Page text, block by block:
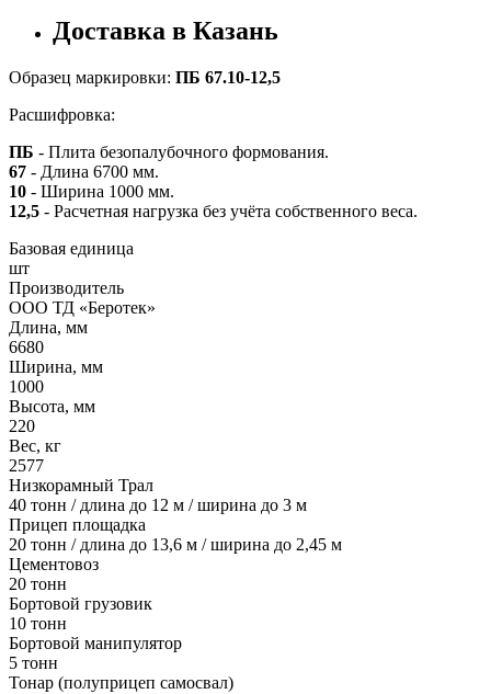
Доставка в Казань
Образец маркировки: ПБ 67.10-12,5
Расшифровка:
ПБ - Плита безопалубочного формования.
67 - Длина 6700 мм.
10 - Ширина 1000 мм.
12,5 - Расчетная нагрузка без учёта собственного веса.
Базовая единица
шт
Производитель
ООО ТД «Беротек»
Длина, мм
6680
Ширина, мм
1000
Высота, мм
220
Вес, кг
2577
Низкорамный Трал
40 тонн / длина до 12 м / ширина до 3 м
Прицеп площадка
20 тонн / длина до 13,6 м / ширина до 2,45 м
Цементовоз
20 тонн
Бортовой грузовик
10 тонн
Бортовой манипулятор
5 тонн
Тонар (полуприцеп самосвал)